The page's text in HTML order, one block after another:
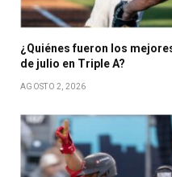
¿Quiénes fueron los
de julio en Triple A?
AGOSTO 2, 2026